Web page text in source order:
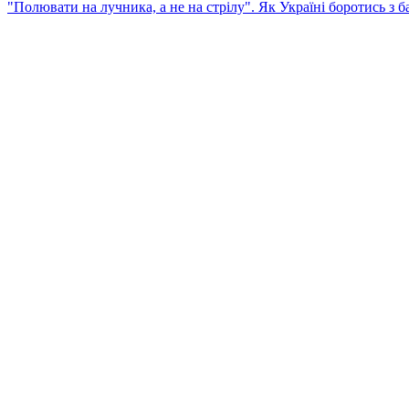
"Полювати на лучника, а не на стрілу". Як Україні боротись з